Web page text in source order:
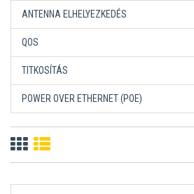
ANTENNA ELHELYEZKEDÉS
QOS
TITKOSÍTÁS
POWER OVER ETHERNET (POE)